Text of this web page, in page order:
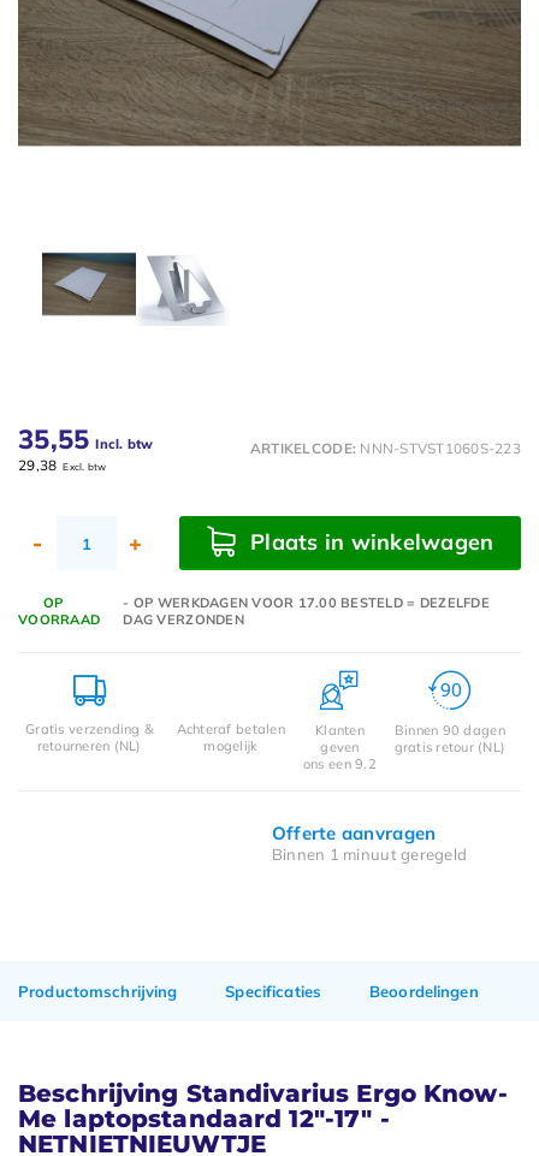
35,55 Incl. btw
29,38 Excl. btw
ARTIKELCODE: NNN-STVST1060S-223
- + Plaats in winkelwagen
OP
VOORRAAD
- OP WERKDAGEN VOOR 17.00 BESTELD = DEZELFDE
DAG VERZONDEN
Gratis verzending &
retourneren (NL)
Achteraf betalen
mogelijk
Klanten
geven
ons een 9.2
Binnen 90 dagen
gratis retour (NL)
Offerte aanvragen
Binnen 1 minuut geregeld
Productomschrijving Specificaties Beoordelingen
Beschrijving Standivarius Ergo Know-
Me laptopstandaard 12"-17" -
NETNIETNIEUWTJE